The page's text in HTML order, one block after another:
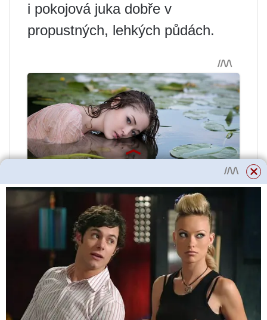
i pokojová juka dobře v
propustných, lehkých půdách.